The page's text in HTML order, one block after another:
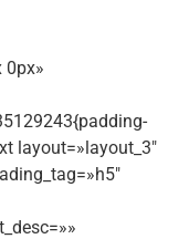
0px»
layout=»layout_3″